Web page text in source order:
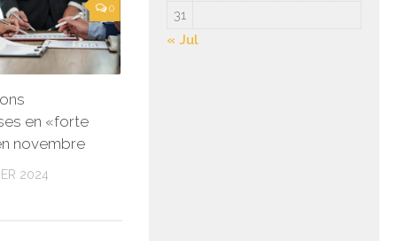
0
en «forte
novembre
2024
31
« Jul